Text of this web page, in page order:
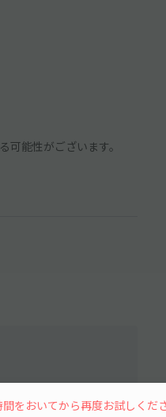
能性がございます。
金 土
をおいてから再度お試しくだ